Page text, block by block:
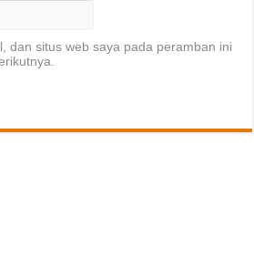
dan situs web saya pada peramban ini